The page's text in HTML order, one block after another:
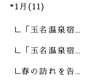
1月(11)
「玉名温泉宿…
「玉名温泉宿…
春の訪れを告…